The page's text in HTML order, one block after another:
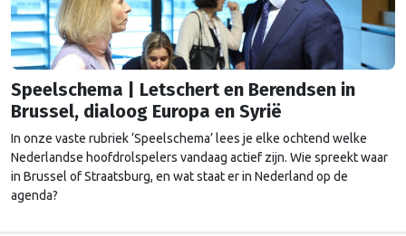
Speelschema | Letschert en Berendsen in
Brussel, dialoog Europa en Syrië
In onze vaste rubriek ‘Speelschema’ lees je elke ochtend welke
Nederlandse hoofdrolspelers vandaag actief zijn. Wie spreekt waar
in Brussel of Straatsburg, en wat staat er in Nederland op de
agenda?